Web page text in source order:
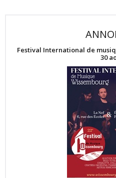
Festival International de
30